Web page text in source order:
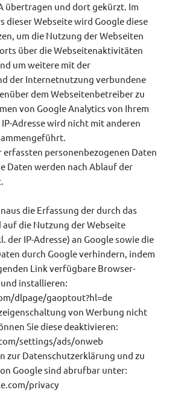
übertragen und dort gekürzt. Im
dieser Webseite wird Google diese
um die Nutzung der Webseiten
über die Webseitenaktivitäten
um weitere mit der
der Internetnutzung verbundene
dem Webseitenbetreiber zu
von Google Analytics von Ihrem
Adresse wird nicht mit anderen
erfassten personenbezogenen Daten
Daten werden nach Ablauf der
die Erfassung der durch das
die Nutzung der Webseite
der IP-Adresse) an Google sowie die
durch Google verhindern, indem
Link verfügbare Browser-
installieren:
dlpage/gaoptout?hl=de
von Werbung nicht
Sie diese deaktivieren:
settings/ads/onweb
zur Datenschutzerklärung und zu
Google sind abrufbar unter:
privacy